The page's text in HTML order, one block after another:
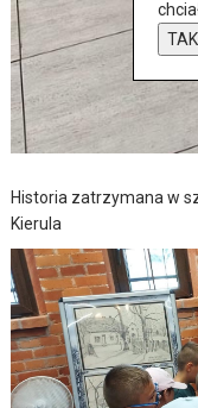
Historia zatrzymana w
Kierula
TAK